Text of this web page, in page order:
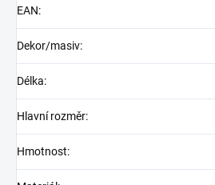
EAN:
Dekor/masiv:
Délka:
Hlavní rozměr:
Hmotnost: